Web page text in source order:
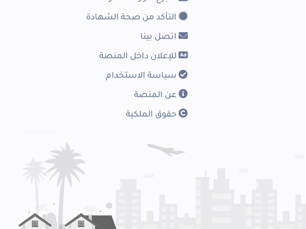
التأكد من صحة الشهادة
اتصل بينا
للإعلان داخل المنصة
سياسة الاستخدام
عن المنصة
حقوق الملكية